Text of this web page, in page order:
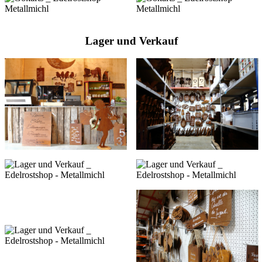
Lager und Verkauf